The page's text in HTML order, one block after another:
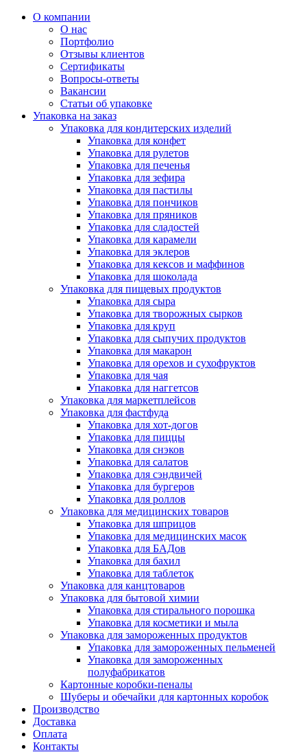
О компании
О нас
Портфолио
Отзывы клиентов
Сертификаты
Вопросы-ответы
Вакансии
Статьи об упаковке
Упаковка на заказ
Упаковка для кондитерских изделий
Упаковка для конфет
Упаковка для рулетов
Упаковка для печенья
Упаковка для зефира
Упаковка для пастилы
Упаковка для пончиков
Упаковка для пряников
Упаковка для сладостей
Упаковка для карамели
Упаковка для эклеров
Упаковка для кексов и маффинов
Упаковка для шоколада
Упаковка для пищевых продуктов
Упаковка для сыра
Упаковка для творожных сырков
Упаковка для круп
Упаковка для сыпучих продуктов
Упаковка для макарон
Упаковка для орехов и сухофруктов
Упаковка для чая
Упаковка для наггетсов
Упаковка для маркетплейсов
Упаковка для фастфуда
Упаковка для хот-догов
Упаковка для пиццы
Упаковка для снэков
Упаковка для салатов
Упаковка для сэндвичей
Упаковка для бургеров
Упаковка для роллов
Упаковка для медицинских товаров
Упаковка для шприцов
Упаковка для медицинских масок
Упаковка для БАДов
Упаковка для бахил
Упаковка для таблеток
Упаковка для канцтоваров
Упаковка для бытовой химии
Упаковка для стирального порошка
Упаковка для косметики и мыла
Упаковка для замороженных продуктов
Упаковка для замороженных пельменей
Упаковка для замороженных
полуфабрикатов
Картонные коробки-пеналы
Шуберы и обечайки для картонных коробок
Производство
Доставка
Оплата
Контакты